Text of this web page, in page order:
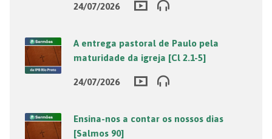
24/07/2026
A entrega pastoral de Paulo pela
maturidade da igreja [Cl 2.1-5]
24/07/2026
Ensina-nos a contar os nossos dias
[Salmos 90]